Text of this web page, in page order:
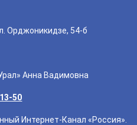
Орджоникидзе, 54-б
Анна Вадимовна
50
Интернет-Канал «Россия».